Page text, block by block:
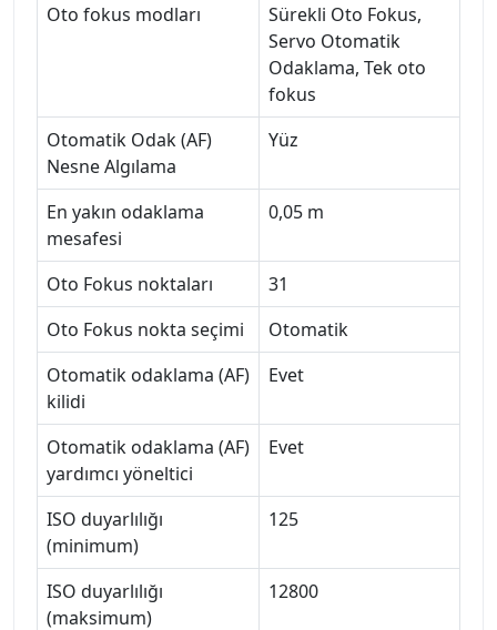
Oto fokus modları
Sürekli Oto Fokus,
Servo Otomatik
Odaklama, Tek oto
fokus
Otomatik Odak (AF)
Nesne Algılama
Yüz
En yakın odaklama
mesafesi
0,05 m
Oto Fokus noktaları
31
Oto Fokus nokta seçimi
Otomatik
Otomatik odaklama (AF)
kilidi
Evet
Otomatik odaklama (AF)
yardımcı yöneltici
Evet
ISO duyarlılığı
(minimum)
125
ISO duyarlılığı
(maksimum)
12800